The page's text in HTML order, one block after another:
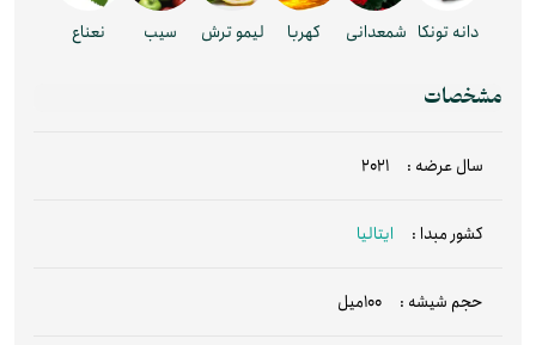
دانه تونکا شمعدانی کهربا لیمو ترش سیب نعناع
مشخصات
سال عرضه : 2021
کشور مبدا : ایتالیا
حجم شیشه : 100میل